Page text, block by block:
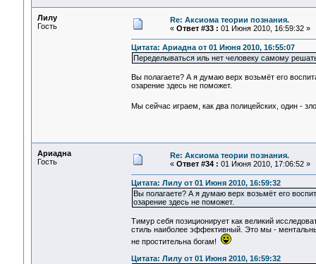
Лилу
Гость
Re: Аксиома теории познания.
« Ответ #33 : 01 Июня 2010, 16:59:32 »
Цитата: Ариадна от 01 Июня 2010, 16:55:07
Переделываться иль нет человеку самому
Вы полагаете? А я думаю верх возьмёт его
озарение здесь не поможет.
Мы сейчас играем, как два полицейских, один -
Ариадна
Гость
Re: Аксиома теории познания.
« Ответ #34 : 01 Июня 2010, 17:06:52 »
Цитата: Лилу от 01 Июня 2010, 16:59:32
Вы полагаете? А я думаю верх возьмёт его
озарение здесь не поможет.
Тимур себя позиционирует как великий
стиль наиболее эффективный. Это мы -
не простительна богам!
Цитата: Лилу от 01 Июня 2010, 16:59:32